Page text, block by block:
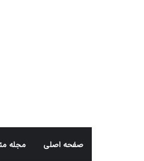
صفحه اصلی مجله